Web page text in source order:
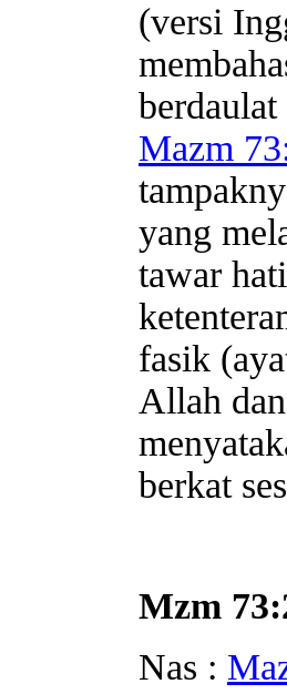
(versi
Mazm
yang
tawar
fasik
Allah
berkat
Mzm
Nas :